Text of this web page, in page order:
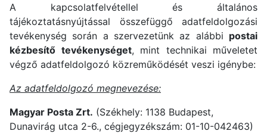
A kapcsolatfelvétellel és általános
tájékoztatásnyújtással összefüggő adatfeldolgozási
tevékenység során a szervezetünk az alábbi postai
kézbesítő tevékenységet, mint technikai műveletet
végző adatfeldolgozó közreműködését veszi igénybe:
Az adatfeldolgozó megnevezése:
Magyar Posta Zrt. (Székhely: 1138 Budapest,
Dunavirág utca 2-6., cégjegyzékszám: 01-10-042463)